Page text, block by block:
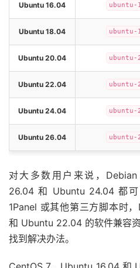
Ubuntu 16.04 ubuntu-
Ubuntu 18.04 ubuntu-
Ubuntu 20.04 ubuntu-
Ubuntu 22.04 ubuntu-
Ubuntu 24.04 ubuntu-
Ubuntu 26.04 ubuntu-
对大多数用户来说，
26.04 和 Ubuntu 24.04 都可
1Panel 或其他第三方脚本时
和 Ubuntu 22.04 的软件兼容
找到解决办法。